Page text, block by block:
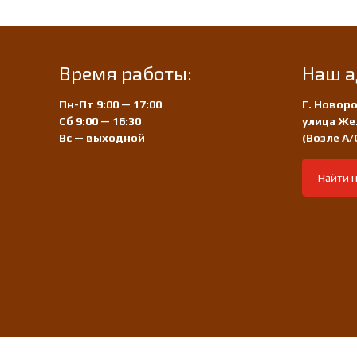
Время работы:
Пн-Пт 9:00 — 17:00
Сб 9:00 — 16:30
Вс — выходной
Наш
Г.
улица
(Возле
Найти